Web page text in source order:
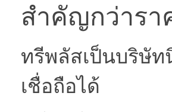
สำคัญกว่ารา
ทรีพลัสเป็นบริษั
เชื่อถือได้